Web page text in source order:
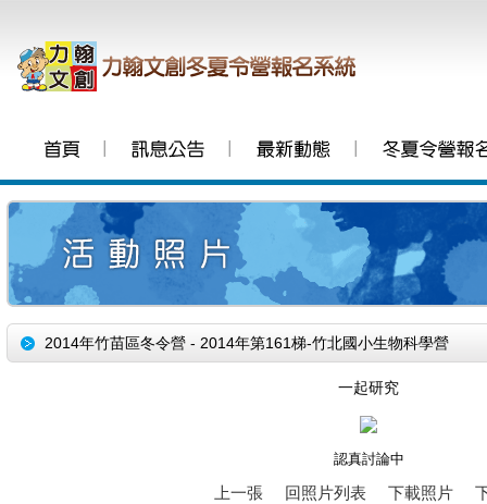
2014年竹苗區冬令營 - 2014年第161梯-竹北國小生物科學營
一起研究
認真討論中
上一張 回照片列表 下載照片